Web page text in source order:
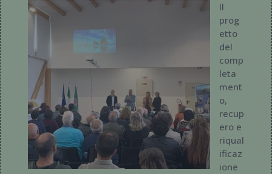
Il
prog
etto
del
comp
leta
ment
o,
recup
ero e
riqual
ificaz
ione